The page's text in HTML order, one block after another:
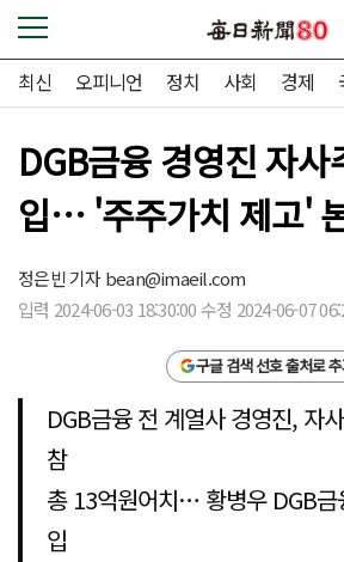
최신 오피니언 정치 사회 경제
DGB금융 경영진 자
입… '주주가치 제고'
정은빈 기자bean@imaeil.com
입력 2024-06-03 18:30:00 수정 2024-06-07
구글 검색 선호 출처로
DGB금융 전 계열사 경영진, 자
참
총 13억원어치… 황병우 DGB금
입